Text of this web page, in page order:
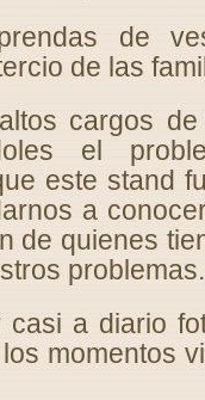
de
de las
cargos
el
este stand
a
de quienes
problemas.
casi a diario
momentos